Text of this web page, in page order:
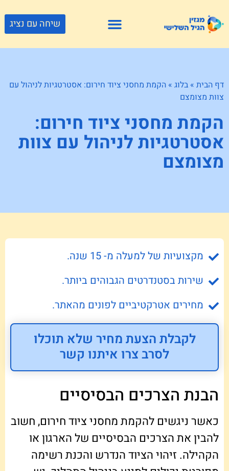
שיחה עם נציג
דף הבית » בלוג » הקמת מחסני ציוד חירום: אסטרטגיות לניהול עם
צוות מצומצם
הקמת מחסני ציוד חירום:
אסטרטגיות לניהול עם צוות
מצומצם
מקצועיות של למעלה מ- 15 שנה.
שירות בסטנדרטים הגבוהים ביותר.
מחירים אטרקטיביים לפונים מהאתר.
לקבלת הצעת מחיר שלא תוכלו
לסרב צרו איתנו קשר
הבנת הצרכים הבסיסיים
כאשר ניגשים להקמת מחסני ציוד חירום, חשוב
להבין את הצרכים הבסיסיים של הארגון או
הקהילה. זיהוי הציוד הנדרש והכנת רשימה